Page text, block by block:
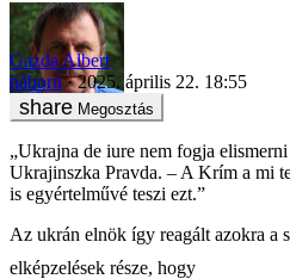
Gazda Albert
háború
2025. április 22. 18:55
Megosztás
„Ukrajna de iure nem fogja
Ukrajinszka Pravda. – A Krím a mi
is egyértelművé teszi ezt.”
Az ukrán elnök így reagált azokra a
elképzelések része, hogy